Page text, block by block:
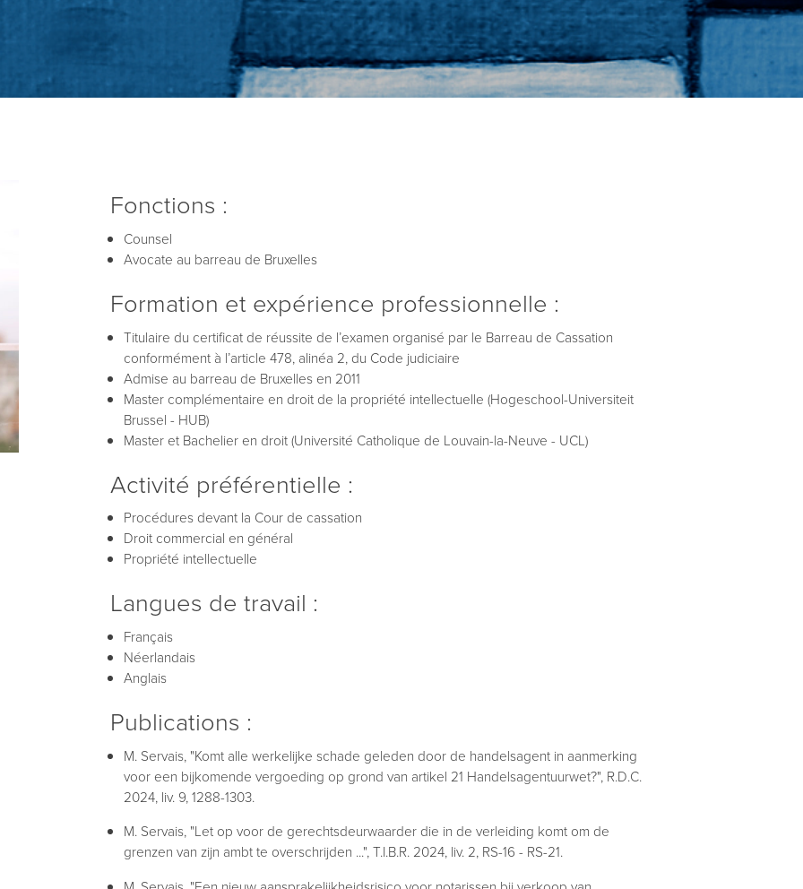
Fonctions :
Counsel
Avocate au barreau de Bruxelles
Formation et expérience professionnelle :
Titulaire du certificat de réussite de l’examen organisé par le Barreau de Cassation
conformément à l’article 478, alinéa 2, du Code judiciaire
Admise au barreau de Bruxelles en 2011
Master complémentaire en droit de la propriété intellectuelle (Hogeschool-Universiteit
Brussel - HUB)
Master et Bachelier en droit (Université Catholique de Louvain-la-Neuve - UCL)
Activité préférentielle :
Procédures devant la Cour de cassation
Droit commercial en général
Propriété intellectuelle
Langues de travail :
Français
Néerlandais
Anglais
Publications :
M. Servais, "Komt alle werkelijke schade geleden door de handelsagent in aanmerking
voor een bijkomende vergoeding op grond van artikel 21 Handelsagentuurwet?", R.D.C.
2024, liv. 9, 1288-1303.
M. Servais, "Let op voor de gerechtsdeurwaarder die in de verleiding komt om de
grenzen van zijn ambt te overschrijden ...", T.I.B.R. 2024, liv. 2, RS-16 - RS-21.